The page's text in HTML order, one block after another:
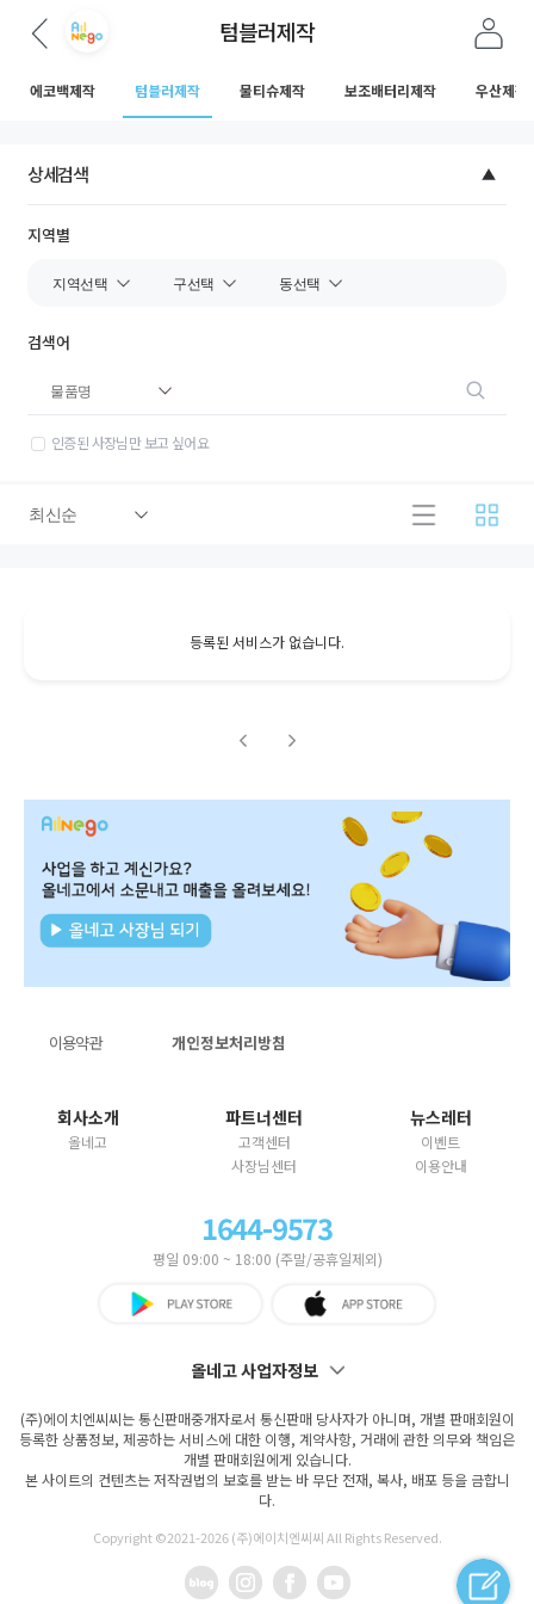
텀블러제작
에코백제작 텀블러제작 물티슈제작 보조배터리제작 우산제작
상세검색
지역별
검색어
인증된 사장님만 보고 싶어요
등록된 서비스가 없습니다.
이용약관 개인정보처리방침
회사소개
올네고
파트너센터
고객센터
사장님센터
뉴스레터
이벤트
이용안내
1644-9573
평일 09:00 ~ 18:00 (주말/공휴일제외)
올네고 사업자정보
(주)에이치엔씨씨는 통신판매중개자로서 통신판매 당사자가 아니며, 개별 판매회원이
등록한 상품정보, 제공하는 서비스에 대한 이행, 계약사항, 거래에 관한 의무와 책임은
개별 판매회원에게 있습니다.
본 사이트의 컨텐츠는 저작권법의 보호를 받는 바 무단 전재, 복사, 배포 등을 금합니
다.
Copyright ©2021-2026 (주)에이치엔씨씨 All Rights Reserved.